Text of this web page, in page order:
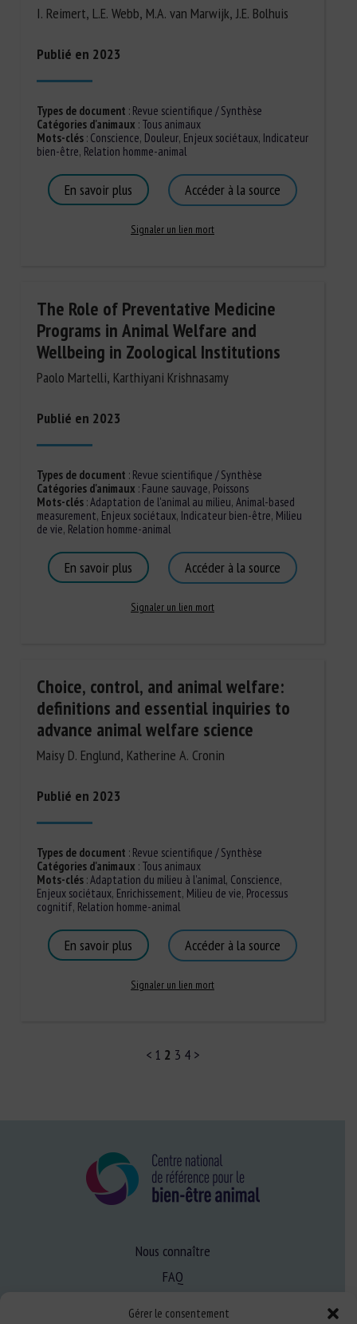
Gérer le consentement
I. Reimert, L.E. Webb, M.A. van Marwijk, J.E. Bolhuis
Publié en 2023
Types de document : Revue scientifique / Synthèse
Catégories d'animaux : Tous animaux
Mots-clés: Conscience, Douleur, Enjeux sociétaux, Indicateur
bien-être, Relation homme-animal
En savoir plus Accéder à la source
Signaler un lien mort
The Role of Preventative Medicine
Programs in Animal Welfare and
Wellbeing in Zoological Institutions
Paolo Martelli, Karthiyani Krishnasamy
Publié en 2023
Types de document : Revue scientifique / Synthèse
Catégories d'animaux : Faune sauvage, Poissons
Mots-clés:Adaptation de l'animal au milieu, Animal-based
measurement, Enjeux sociétaux, Indicateur bien-être, Milieu
de vie, Relation homme-animal
En savoir plus Accéder à la source
Signaler un lien mort
Choice, control, and animal welfare:
definitions and essential inquiries to
advance animal welfare science
Maisy D. Englund, Katherine A. Cronin
Publié en 2023
Types de document : Revue scientifique / Synthèse
Catégories d'animaux : Tous animaux
Mots-clés:Adaptation du milieu à l'animal, Conscience,
Enjeux sociétaux, Enrichissement, Milieu de vie, Processus
cognitif, Relation homme-animal
En savoir plus Accéder à la source
Signaler un lien mort
< 1 2 3 4 >
Nous connaître
FAQ